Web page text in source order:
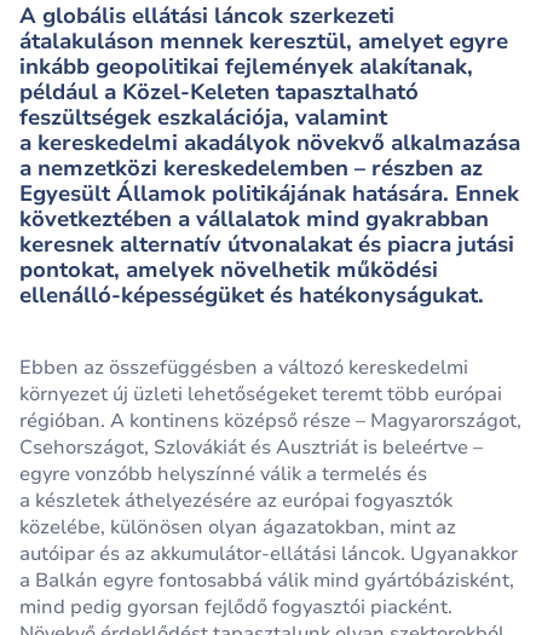
A globális ellátási láncok szerkezeti
átalakuláson mennek keresztül, amelyet egyre
inkább geopolitikai fejlemények alakítanak,
például a Közel‑Keleten tapasztalható
feszültségek eszkalációja, valamint
a kereskedelmi akadályok növekvő alkalmazása
a nemzetközi kereskedelemben – részben az
Egyesült Államok politikájának hatására. Ennek
következtében a vállalatok mind gyakrabban
keresnek alternatív útvonalakat és piacra jutási
pontokat, amelyek növelhetik működési
ellenálló‑képességüket és hatékonyságukat.
Ebben az összefüggésben a változó kereskedelmi
környezet új üzleti lehetőségeket teremt több európai
régióban. A kontinens középső része – Magyarországot,
Csehországot, Szlovákiát és Ausztriát is beleértve –
egyre vonzóbb helyszínné válik a termelés és
a készletek áthelyezésére az európai fogyasztók
közelébe, különösen olyan ágazatokban, mint az
autóipar és az akkumulátor‑ellátási láncok. Ugyanakkor
a Balkán egyre fontosabbá válik mind gyártóbázisként,
mind pedig gyorsan fejlődő fogyasztói piacként.